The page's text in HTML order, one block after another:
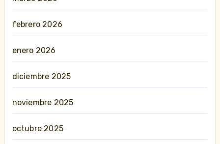
febrero 2026
enero 2026
diciembre 2025
noviembre 2025
octubre 2025